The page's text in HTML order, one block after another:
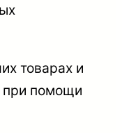
товарах и
при помощи